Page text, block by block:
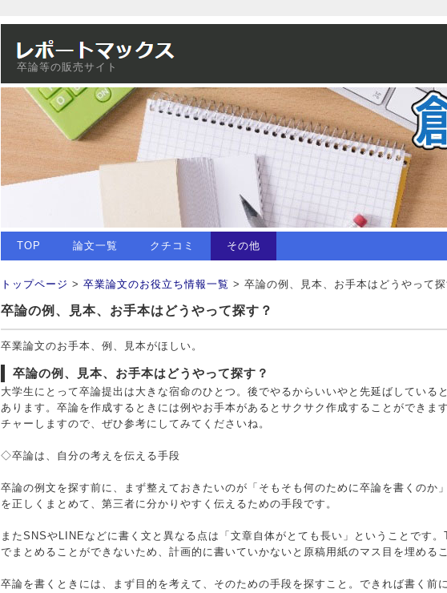
卒論等の販売サイト
TOP 論文一覧 クチコミ その他
トップページ > 卒業論文のお役立ち情報一覧 > 卒論の例、見本、お手本はどうやって探
卒論の例、見本、お手本はどうやって探す？
卒業論文のお手本、例、見本がほしい。
卒論の例、見本、お手本はどうやって探す？
大学生にとって卒論提出は大きな宿命のひとつ。後でやるからいいやと先延ばしている
あります。卒論を作成するときには例やお手本があるとサクサク作成することができま
チャーしますので、ぜひ参考にしてみてくださいね。
◇卒論は、自分の考えを伝える手段
卒論の例文を探す前に、まず整えておきたいのが「そもそも何のために卒論を書くのか
を正しくまとめて、第三者に分かりやすく伝えるための手段です。
またSNSやLINEなどに書く文と異なる点は「文章自体がとても長い」ということです
でまとめることができないため、計画的に書いていかないと原稿用紙のマス目を埋める
卒論を書くときには、まず目的を考えて、そのための手段を探すこと。できれば書く前